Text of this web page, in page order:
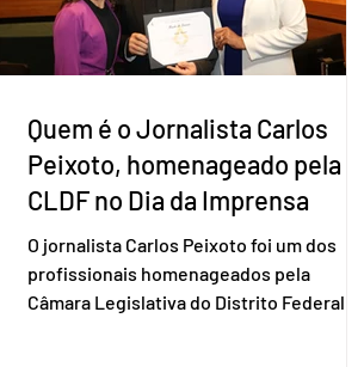
Quem é o Jornalista Carlos
Peixoto, homenageado pela
CLDF no Dia da Imprensa
O jornalista Carlos Peixoto foi um dos
profissionais homenageados pela
Câmara Legislativa do Distrito Federal